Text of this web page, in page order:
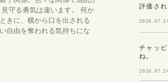
守る勇気は違います。 何か
きに、横から口を出される
自由を奪われる気持ちにな
評価さ
チャッ
ね。